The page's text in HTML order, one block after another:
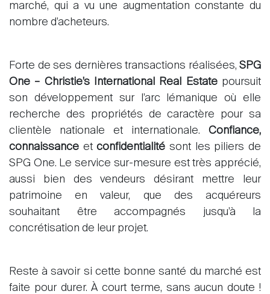
marché, qui a vu une augmentation constante du
nombre d’acheteurs.
Forte de ses dernières transactions réalisées, SPG
One – Christie’s International Real Estatepoursuit
son développement sur l’arc lémanique où elle
recherche des propriétés de caractère pour sa
clientèle nationale et internationale. Confiance,
connaissance etconfidentialité sont les piliers de
SPG One. Le service sur-mesure est très apprécié,
aussi bien des vendeurs désirant mettre leur
patrimoine en valeur, que des acquéreurs
souhaitant être accompagnés jusqu’à la
concrétisation de leur projet.
Reste à savoir si cette bonne santé du marché est
faite pour durer. À court terme, sans aucun doute !